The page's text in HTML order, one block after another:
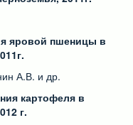
яровой пшеницы в
А.В. и др.
картофеля в
г.